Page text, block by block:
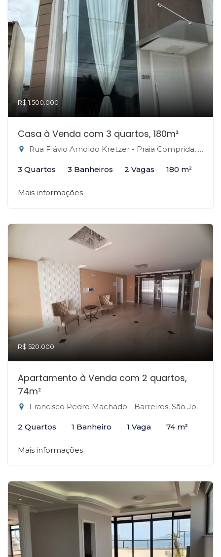
R$ 1.500.000
Casa à Venda com 3 quartos, 180m²
Rua Flávio Arnoldo Kretzer - Praia Comprida, São José-SC
3 Quartos 3 Banheiros 2 Vagas 180 m²
Mais informações
R$ 520.000
Apartamento à Venda com 2 quartos,
74m²
Francisco Pedro Machado - Barreiros, São José-SC
2 Quartos 1 Banheiro 1 Vaga 74 m²
Mais informações